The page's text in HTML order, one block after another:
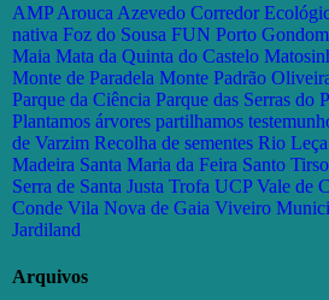
AMP Arouca Azevedo Corredor
nativa Foz do Sousa FUN Porto
Maia Mata da Quinta do Castelo
Monte de Paradela Monte Padrão
Parque da Ciência Parque das Serras do
Plantamos árvores partilhamos
de Varzim Recolha de sementes Rio Leça
Madeira Santa Maria da Feira Santo Tirso
Serra de Santa Justa Trofa UCP Vale de
Conde Vila Nova de Gaia Viveiro
Jardiland
Arquivos